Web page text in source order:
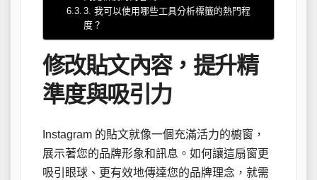
3. 我可以使用哪些工具分析標籤的熱門程
度？
修改貼文內容，提升精
準度與吸引力
Instagram 的貼文就像一個充滿活力的櫥窗，
展示著您的品牌形象和訊息。如何讓這扇窗更
吸引眼球、更有效地傳達您的品牌理念，就需